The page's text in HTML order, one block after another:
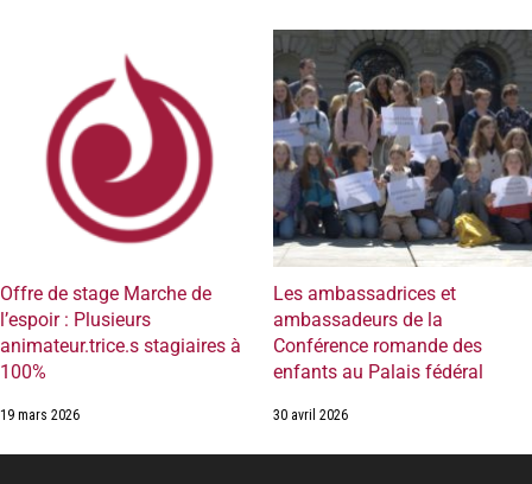
Offre de stage Marche de
l’espoir : Plusieurs
animateur.trice.s stagiaires à
100%
19 mars 2026
Les ambassadrices et
ambassadeurs de la
Conférence romande des
enfants au Palais fédéral
30 avril 2026